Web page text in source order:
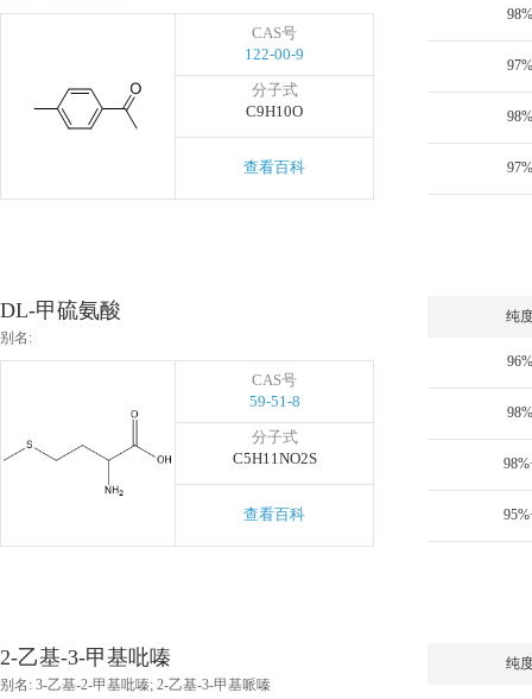
CAS号
122-00-9
分子式
C9H10O
查看百科
98%
97%
98%
97%
DL-甲硫氨酸
别名:
CAS号
59-51-8
分子式
C5H11NO2S
查看百科
纯
96%
98%
2-乙基-3-甲基吡嗪
别名: 3-乙基-2-甲基吡嗪; 2-乙基-3-甲基哌嗪
纯